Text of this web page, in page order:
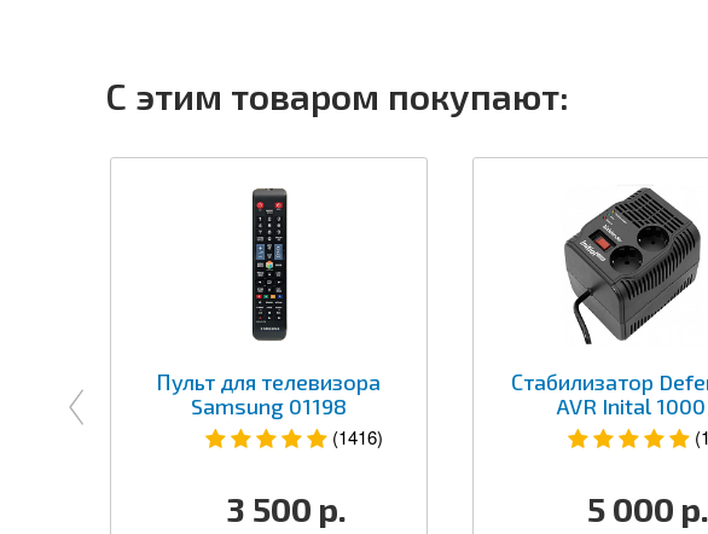
С этим товаром покупают:
Пульт для телевизора
Samsung 01198
(1416)
3 500 р.
Стабилизатор
AVR Inital 1000
5 000 р.